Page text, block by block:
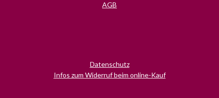
AGB
Datenschutz
Infos zum Widerruf beim online-Kauf